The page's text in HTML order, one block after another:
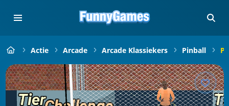
Actie Arcade Arcade Klassiekers Pinball